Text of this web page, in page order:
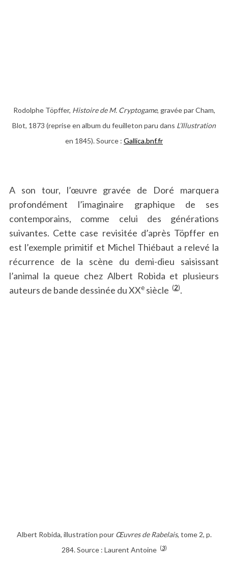
Rodolphe Töpffer, Histoire de M. Cryptogame, gravée par Cham,
Blot, 1873 (reprise en album du feuilleton paru dans L’Illustration
en 1845). Source : Gallica.bnf.fr
A son tour, l’œuvre gravée de Doré marquera
profondément l’imaginaire graphique de ses
contemporains, comme celui des générations
suivantes. Cette case revisitée d’après Töpffer en
est l’exemple primitif et Michel Thiébaut a relevé la
récurrence de la scène du demi-dieu saisissant
l’animal la queue chez Albert Robida et plusieurs
auteurs de bande dessinée du XXesiècle (2).
Albert Robida, illustration pour Œuvres de Rabelais, tome 2, p.
284. Source : Laurent Antoine (3)